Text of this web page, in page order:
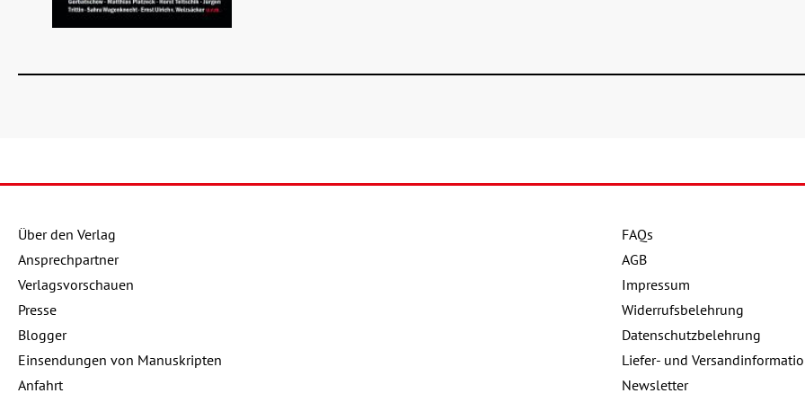
Buch:
eBook:
Über den Verlag
Ansprechpartner
Verlagsvorschauen
Presse
Blogger
Einsendungen von Manuskripten
Anfahrt
FAQs
AGB
Impressum
Widerrufsbelehrung
Datenschutzbelehrung
Liefer- und
Newsletter